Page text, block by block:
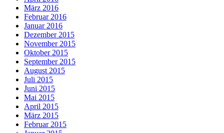
März 2016
Februar 2016
Januar 2016
Dezember 2015
November 2015
Oktober 2015
September 2015
August 2015
Juli 2015
Juni 2015
Mai 2015
April 2015
März 2015
Februar 2015